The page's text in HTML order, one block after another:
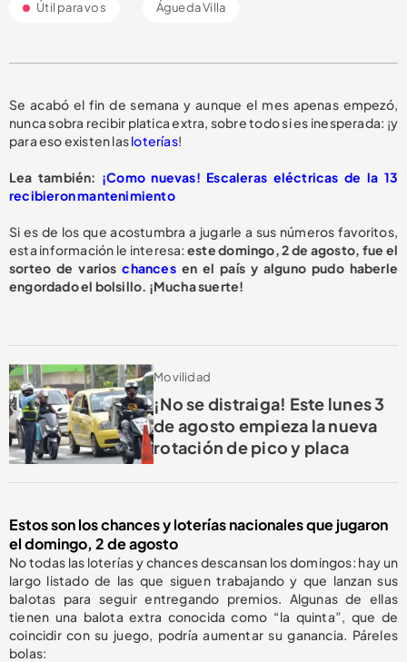
Útil para vos Águeda Villa
Se acabó el fin de semana y aunque el mes apenas empezó,
nunca sobra recibir platica extra, sobre todo si es inesperada: ¡y
para eso existen lasloterías!
Lea también: ¡Como nuevas! Escaleras eléctricas de la 13
recibieron mantenimiento
Si es de los que acostumbra a jugarle a sus números favoritos,
esta información le interesa: este domingo, 2 de agosto, fue el
sorteo de varioschancesen el país y alguno pudo haberle
engordado el bolsillo. ¡Mucha suerte!
Movilidad
¡No se distraiga! Este lunes 3
de agosto empieza la nueva
rotación de pico y placa
Estos son los chances y loterías nacionales que jugaron
el domingo, 2 de agosto
No todas las loterías y chances descansan los domingos: hay un
largo listado de las que siguen trabajando y que lanzan sus
balotas para seguir entregando premios. Algunas de ellas
tienen una balota extra conocida como “la quinta”, que de
coincidir con su juego, podría aumentar su ganancia. Páreles
bolas: